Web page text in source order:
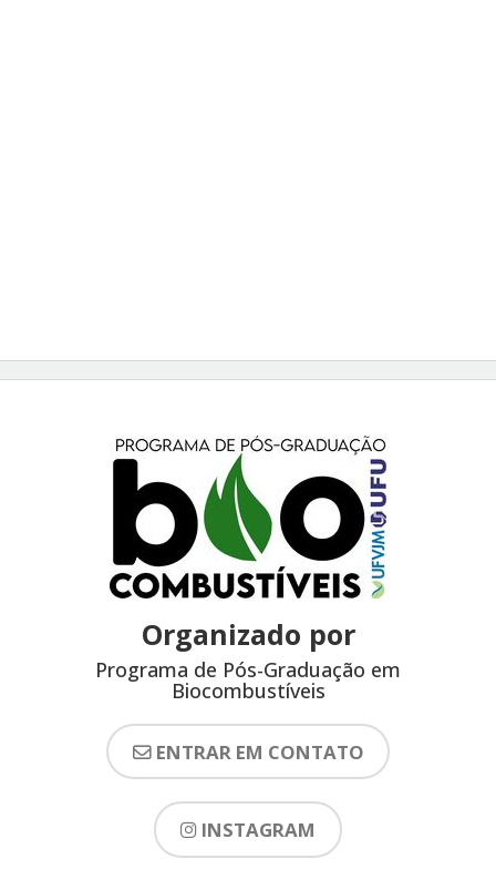
Organizado por
Programa de Pós-Graduação em
Biocombustíveis
ENTRAR EM CONTATO
INSTAGRAM